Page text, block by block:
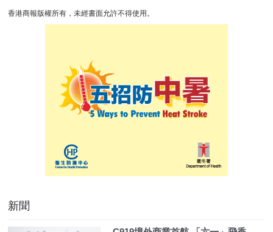
香港商報版權所有，未經書面允許不得使用。
新聞